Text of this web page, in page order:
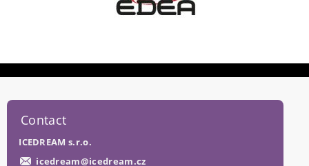
Contact
ICEDREAM s.r.o.
icedream@icedream.cz